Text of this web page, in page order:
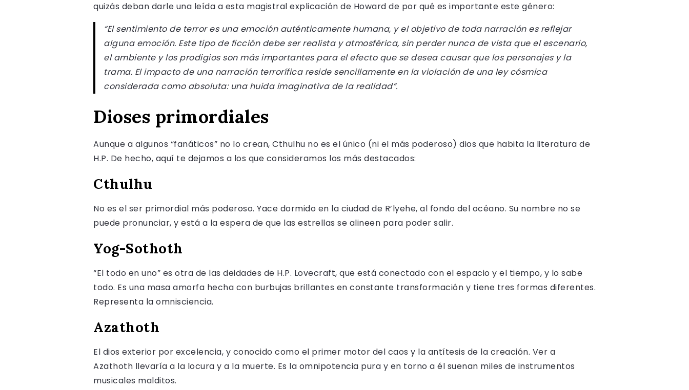
quizás deban darle una leída a esta magistral explicación de Howard de por qué es importante este género:
“El sentimiento de terror es una emoción auténticamente humana, y el objetivo de toda narración es reflejar
alguna emoción. Este tipo de ficción debe ser realista y atmosférica, sin perder nunca de vista que el escenario,
el ambiente y los prodigios son más importantes para el efecto que se desea causar que los personajes y la
trama. El impacto de una narración terrorífica reside sencillamente en la violación de una ley cósmica
considerada como absoluta: una huida imaginativa de la realidad”.
Dioses primordiales
Aunque a algunos “fanáticos” no lo crean, Cthulhu no es el único (ni el más poderoso) dios que habita la literatura de
H.P. De hecho, aquí te dejamos a los que consideramos los más destacados:
Cthulhu
No es el ser primordial más poderoso. Yace dormido en la ciudad de R’lyehe, al fondo del océano. Su nombre no se
puede pronunciar, y está a la espera de que las estrellas se alineen para poder salir.
Yog-Sothoth
“El todo en uno” es otra de las deidades de H.P. Lovecraft, que está conectado con el espacio y el tiempo, y lo sabe
todo. Es una masa amorfa hecha con burbujas brillantes en constante transformación y tiene tres formas diferentes.
Representa la omnisciencia.
Azathoth
El dios exterior por excelencia, y conocido como el primer motor del caos y la antítesis de la creación. Ver a
Azathoth llevaría a la locura y a la muerte. Es la omnipotencia pura y en torno a él suenan miles de instrumentos
musicales malditos.